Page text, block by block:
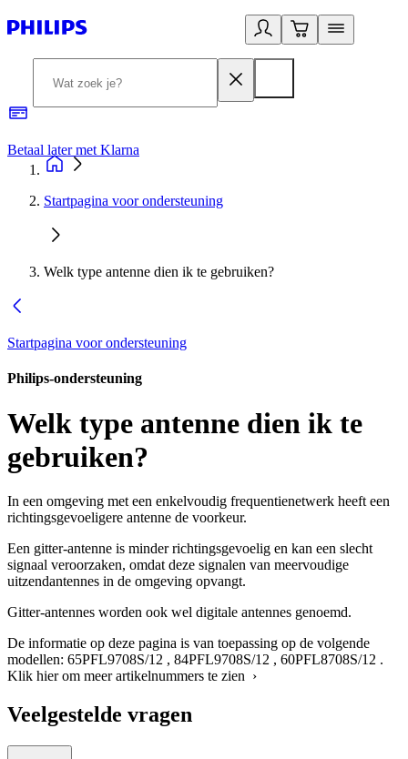
Betaal later met Klarna
Startpagina voor ondersteuning
Welk type antenne dien ik te gebruiken?
Startpagina voor ondersteuning
Philips-ondersteuning
Welk type antenne dien ik te
gebruiken?
In een omgeving met een enkelvoudig frequentienetwerk heeft een
richtingsgevoeligere antenne de voorkeur.
Een gitter-antenne is minder richtingsgevoelig en kan een slecht
signaal veroorzaken, omdat deze signalen van meervoudige
uitzendantennes in de omgeving opvangt.
Gitter-antennes worden ook wel digitale antennes genoemd.
De informatie op deze pagina is van toepassing op de volgende
modellen: 65PFL9708S/12 , 84PFL9708S/12 , 60PFL8708S/12 .
Klik hier om meer artikelnummers te zien ›
Veelgestelde vragen